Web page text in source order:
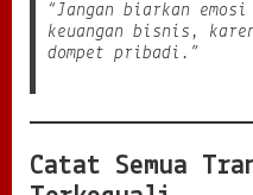
“Jangan biarkan
keuangan bisnis,
dompet pribadi.”
Catat Semua